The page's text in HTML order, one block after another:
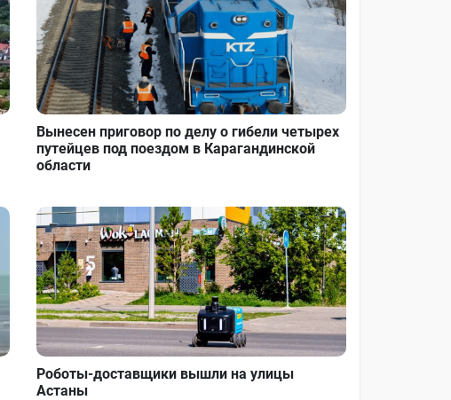
Вынесен приговор по делу о гибели четырех
путейцев под поездом в Карагандинской
области
Роботы-доставщики вышли на улицы
Астаны